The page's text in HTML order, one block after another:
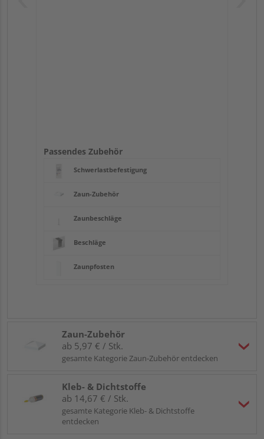
Passendes Zubehör
Schwerlastbefestigung
Zaun-Zubehör
Zaunbeschläge
Beschläge
Zaunpfosten
Zaun-Zubehör
ab 5,97 € / Stk.
gesamte Kategorie Zaun-Zubehör entdecken
Kleb- & Dichtstoffe
ab 14,67 € / Stk.
gesamte Kategorie Kleb- & Dichtstoffe
entdecken